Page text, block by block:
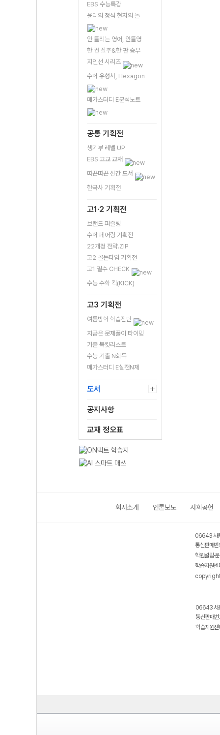
EBS 수능특강
윤리의 정석 현자의 돌
안 틀리는 영어, 안틀영
한 권 질주&한 판 승부
지인선 시리즈
수학 유형서, Hexagon
메가스터디 E분석노트
공통 기획전
생기부 레벨 UP
EBS 고교 교재
따끈따끈 신간 도서
한국사 기획전
고1·2 기획전
브랜드 퍼즐링
수학 페어링 기획전
22개정 전략.ZIP
고2 골든타임 기획전
고1 필수 CHECK
수능 수학 킥(KICK)
고3 기획전
여름방학 학습진단
지금은 문제풀이 타이밍
기출 북킷리스트
수능 기출 N회독
메가스터디 E실전N제
도서
공지사항
교재 정오표
회사소개 언론보도 사회공헌
06643 서
통신판매
학원설립·
학습지원
06643 서
통신판매
학습지원